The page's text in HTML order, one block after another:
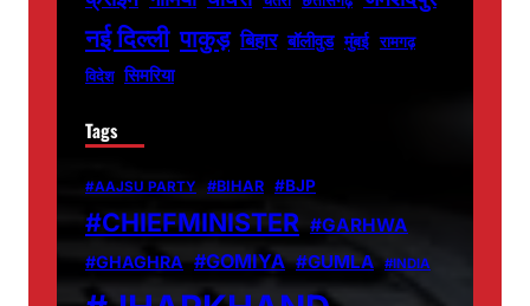
नई दिल्ली पाकुड़ बिहार बॉलीवुड मुंबई रामगढ़
विदेश सिमरिया
Tags
#AAJSU PARTY #BIHAR #BJP
#CHIEFMINISTER #GARHWA
#GHAGHRA #GOMIYA #GUMLA #INDIA